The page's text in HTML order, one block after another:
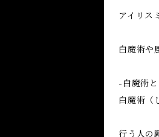
アイリス
白魔術や
-白魔術
白魔術（
行う人の